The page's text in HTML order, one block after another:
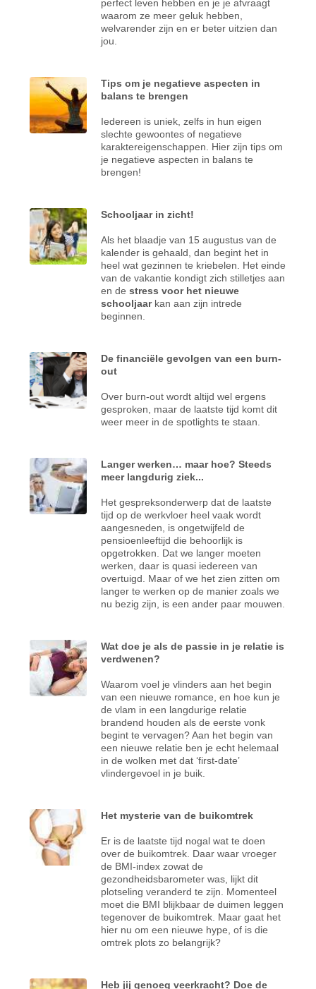
perfect leven hebben en je je afvraagt
waarom ze meer geluk hebben,
welvarender zijn en er beter uitzien dan
jou.
Tips om je negatieve aspecten in
balans te brengen
Iedereen is uniek, zelfs in hun eigen
slechte gewoontes of negatieve
karaktereigenschappen. Hier zijn tips om
je negatieve aspecten in balans te
brengen!
Schooljaar in zicht!
Als het blaadje van 15 augustus van de
kalender is gehaald, dan begint het in
heel wat gezinnen te kriebelen. Het einde
van de vakantie kondigt zich stilletjes aan
en destress voor het nieuwe
schooljaarkan aan zijn intrede
beginnen.
De financiële gevolgen van een burn-
out
Over burn-out wordt altijd wel ergens
gesproken, maar de laatste tijd komt dit
weer meer in de spotlights te staan.
Langer werken… maar hoe? Steeds
meer langdurig ziek...
Het gespreksonderwerp dat de laatste
tijd op de werkvloer heel vaak wordt
aangesneden, is ongetwijfeld de
pensioenleeftijd die behoorlijk is
opgetrokken. Dat we langer moeten
werken, daar is quasi iedereen van
overtuigd. Maar of we het zien zitten om
langer te werken op de manier zoals we
nu bezig zijn, is een ander paar mouwen.
Wat doe je als de passie in je relatie is
verdwenen?
Waarom voel je vlinders aan het begin
van een nieuwe romance, en hoe kun je
de vlam in een langdurige relatie
brandend houden als de eerste vonk
begint te vervagen? Aan het begin van
een nieuwe relatie ben je echt helemaal
in de wolken met dat ‘first-date’
vlindergevoel in je buik.
Het mysterie van de buikomtrek
Er is de laatste tijd nogal wat te doen
over de buikomtrek. Daar waar vroeger
de BMI-index zowat de
gezondheidsbarometer was, lijkt dit
plotseling veranderd te zijn. Momenteel
moet die BMI blijkbaar de duimen leggen
tegenover de buikomtrek. Maar gaat het
hier nu om een nieuwe hype, of is die
omtrek plots zo belangrijk?
Heb jij genoeg veerkracht? Doe de